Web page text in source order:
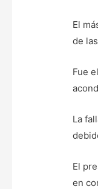
El
de
Fue
La
El
en